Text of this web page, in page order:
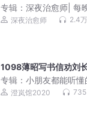
专辑： 深夜治愈师| 每
深夜治愈师 2.4万
1098薄昭写书信劝刘
专辑： 小朋友都能听懂
澄岚馆2020 735